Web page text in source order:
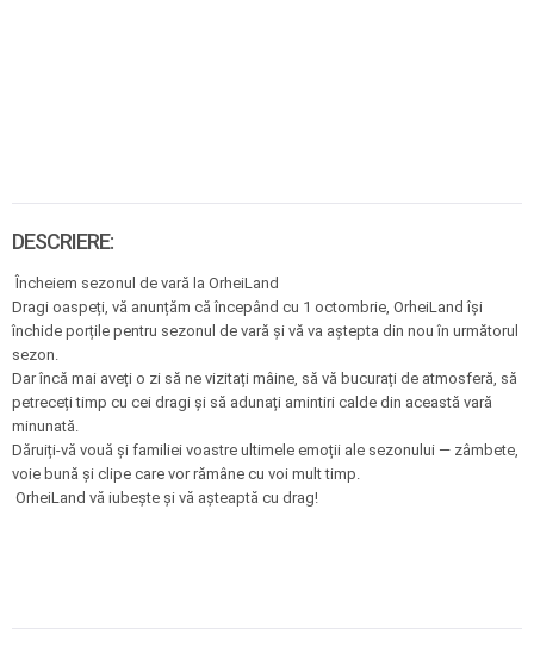
DESCRIERE:
Încheiem sezonul de vară la OrheiLand
Dragi oaspeți, vă anunțăm că începând cu 1 octombrie, OrheiLand își
închide porțile pentru sezonul de vară și vă va aștepta din nou în următorul
sezon.
Dar încă mai aveți o zi să ne vizitați mâine, să vă bucurați de atmosferă, să
petreceți timp cu cei dragi și să adunați amintiri calde din această vară
minunată.
Dăruiți-vă vouă și familiei voastre ultimele emoții ale sezonului — zâmbete,
voie bună și clipe care vor rămâne cu voi mult timp.
OrheiLand vă iubește și vă așteaptă cu drag!